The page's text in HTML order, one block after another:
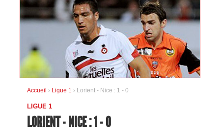
Accueil › Ligue 1 › Lorient - Nice : 1 - 0
LIGUE 1
LORIENT - NICE : 1 - 0